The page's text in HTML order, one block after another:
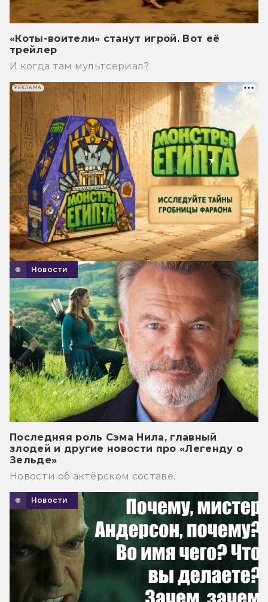
«Коты-воители» станут игрой. Вот её
трейлер
И когда там мультсериал?
Новости
Последняя роль Сэма Нила, главный
злодей и другие новости про «Легенду о
Зельде»
Новости об актёрском составе.
Новости
РЕКЛАМА